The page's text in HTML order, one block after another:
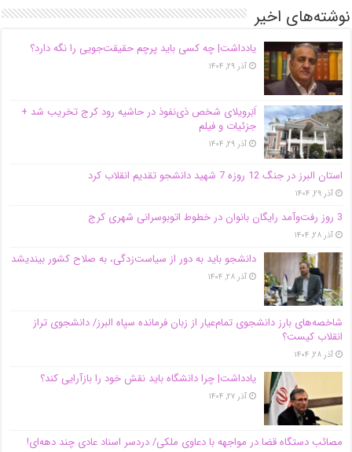
نوشته‌های اخیر
یادداشت| ‌چه کسی باید پرچم حقیقت‌جویی را نگه دارد؟
آذر ۲۹, ۱۴۰۴
اَبَر‌ویلای شخص ذی‌نفوذ در حاشیه‌ رود کرج تخریب شد +
جزئیات و فیلم
آذر ۲۹, ۱۴۰۴
استان البرز در جنگ 12 روزه 7 شهید دانشجو تقدیم انقلاب کرد
آذر ۲۹, ۱۴۰۴
3 روز رفت‌وآمد رایگان بانوان در خطوط اتوبوسرانی شهری کرج
آذر ۲۸, ۱۴۰۴
دانشجو باید به دور از سیاست‌زدگی، به صلاح کشور بیندیشد
آذر ۲۸, ۱۴۰۴
شاخصه‌های بارز دانشجوی تمام‌عیار از زبان فرمانده سپاه البرز/ دانشجوی تراز
انقلاب کیست؟
آذر ۲۸, ۱۴۰۴
یادداشت| چرا دانشگاه باید نقش خود را بازآرایی کند؟
آذر ۲۷, ۱۴۰۴
مصائب دستگاه قضا در مواجهه با دعاوی ملکی/ دردسر اسناد عادی چند‌ دهه‌ای!